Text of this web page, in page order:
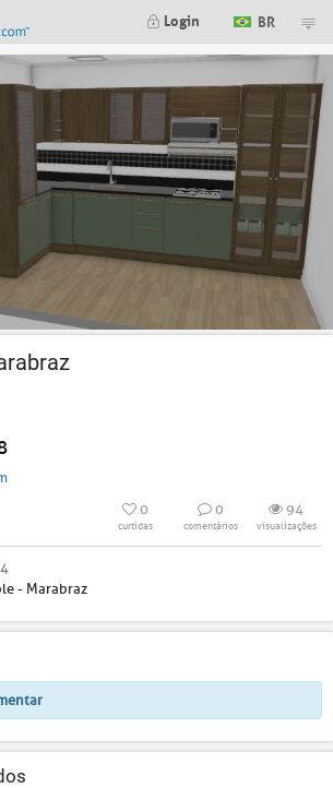
Login BR
0
curtidas
0
comentários
94
visualizações
- Marabraz